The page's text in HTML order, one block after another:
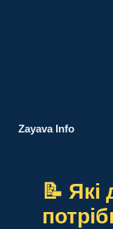
Zayava Info
📝 Які